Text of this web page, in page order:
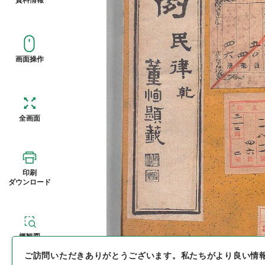
画面操作
全画面
印刷
ダウンロード
概観図
ご訪問いただきありがとうございます。 私たちがより良い情